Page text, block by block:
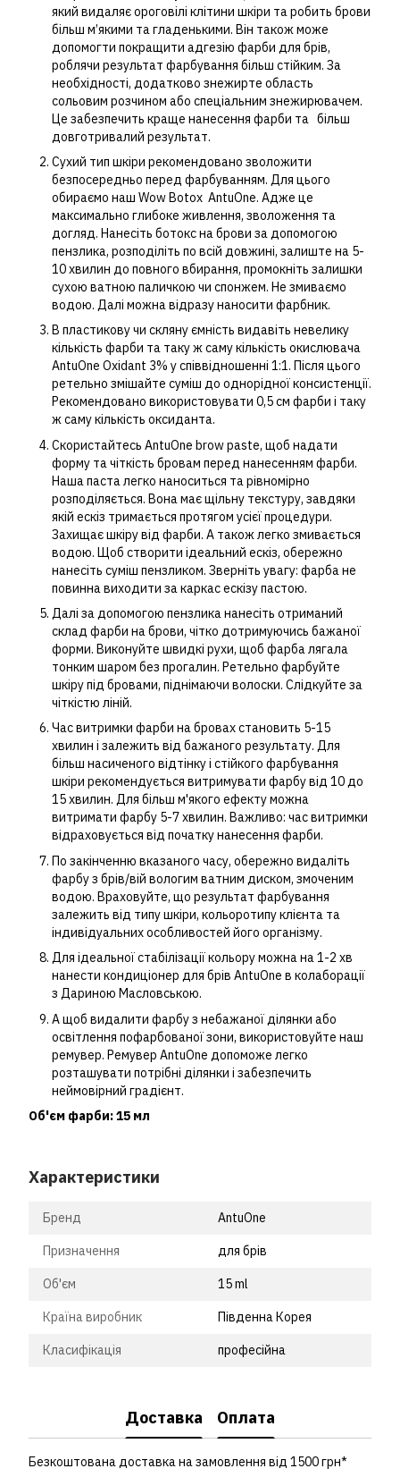
який видаляє ороговілі клітини шкіри та робить брови
більш м’якими та гладенькими. Він також може
допомогти покращити адгезію фарби для брів,
роблячи результат фарбування більш стійким. За
необхідності, додатково знежирте область
сольовим розчином або спеціальним знежирювачем.
Це забезпечить краще нанесення фарби та більш
довготривалий результат.
Сухий тип шкіри рекомендовано зволожити
безпосередньо перед фарбуванням. Для цього
обираємо наш Wow Botox AntuOne. Адже це
максимально глибоке живлення, зволоження та
догляд. Нанесіть ботокс на брови за допомогою
пензлика, розподіліть по всій довжині, залиште на 5-
10 хвилин до повного вбирання, промокніть залишки
сухою ватною паличкою чи спонжем. Не змиваємо
водою. Далі можна відразу наносити фарбник.
В пластикову чи скляну ємність видавіть невелику
кількість фарби та таку ж саму кількість окислювача
AntuOne Oxidant 3% у співвідношенні 1:1. Після цього
ретельно змішайте суміш до однорідної консистенції.
Рекомендовано використовувати 0,5 см фарби і таку
ж саму кількість оксиданта.
Скористайтесь AntuOne brow paste, щоб надати
форму та чіткість бровам перед нанесенням фарби.
Наша паста легко наноситься та рівномірно
розподіляється. Вона має щільну текстуру, завдяки
якій ескіз тримається протягом усієї процедури.
Захищає шкіру від фарби. А також легко змивається
водою. Щоб створити ідеальний ескіз, обережно
нанесіть суміш пензликом. Зверніть увагу: фарба не
повинна виходити за каркас ескізу пастою.
Далі за допомогою пензлика нанесіть отриманий
склад фарби на брови, чітко дотримуючись бажаної
форми. Виконуйте швидкі рухи, щоб фарба лягала
тонким шаром без прогалин. Ретельно фарбуйте
шкіру під бровами, піднімаючи волоски. Слідкуйте за
чіткістю ліній.
Час витримки фарби на бровах становить 5-15
хвилин і залежить від бажаного результату. Для
більш насиченого відтінку і стійкого фарбування
шкіри рекомендується витримувати фарбу від 10 до
15 хвилин. Для більш м'якого ефекту можна
витримати фарбу 5-7 хвилин. Важливо: час витримки
відраховується від початку нанесення фарби.
По закінченню вказаного часу, обережно видаліть
фарбу з брів/вій вологим ватним диском, змоченим
водою. Враховуйте, що результат фарбування
залежить від типу шкіри, кольоротипу клієнта та
індивідуальних особливостей його організму.
Для ідеальної стабілізації кольору можна на 1-2 хв
нанести кондиціонер для брів AntuOne в колаборації
з Дариною Масловською.
А щоб видалити фарбу з небажаної ділянки або
освітлення пофарбованої зони, використовуйте наш
ремувер. Ремувер AntuOne допоможе легко
розташувати потрібні ділянки і забезпечить
неймовірний градієнт.
Об'єм фарби: 15 мл
Характеристики
Бренд AntuOne
Призначення для брів
Об'єм 15 ml
Країна виробник Південна Корея
Класифікація професійна
Доставка Оплата
Безкоштована доставка на замовлення від 1500 грн*